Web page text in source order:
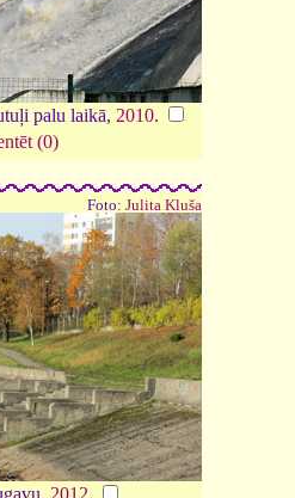
palu laikā, 2010.
(0)
Foto: Julita Kluša